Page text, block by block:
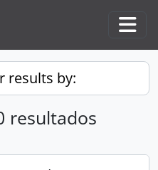
results by:
resultados